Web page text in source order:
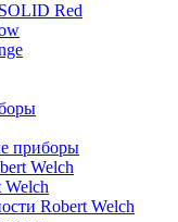
Red
приборы
Welch
Robert Welch